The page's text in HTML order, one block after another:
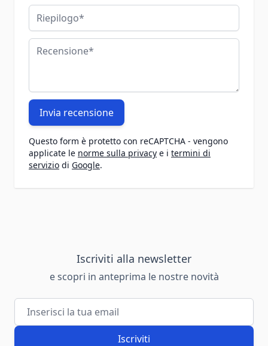
Riepilogo
Recensione
Invia recensione
Questo form è protetto con reCAPTCHA - vengono
applicate le norme sulla privacy e i termini di
servizio di Google.
Iscriviti alla newsletter
e scopri in anteprima le nostre novità
Indirizzo email
Iscriviti